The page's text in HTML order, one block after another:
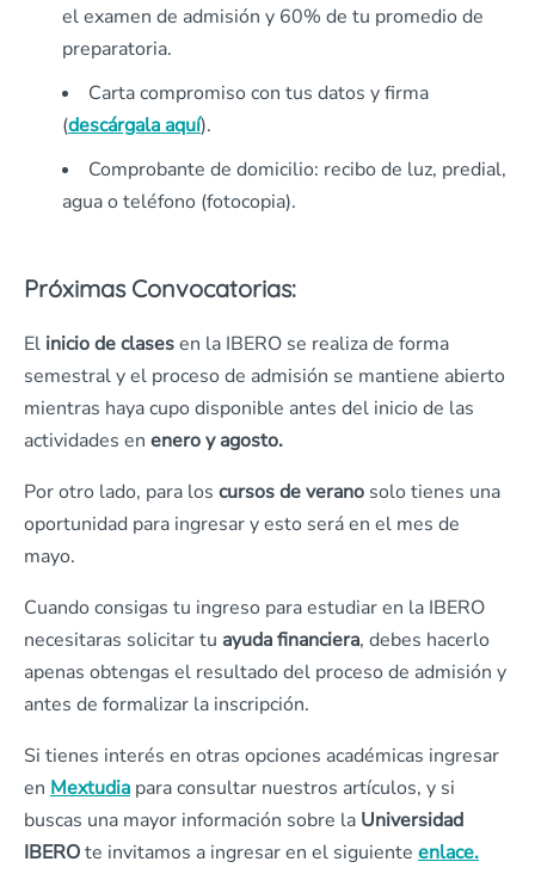
el examen de admisión y 60% de tu promedio de
preparatoria.
Carta compromiso con tus datos y firma
(descárgala aquí).
Comprobante de domicilio: recibo de luz, predial,
agua o teléfono (fotocopia).
Próximas Convocatorias:
El inicio de clasesen la IBERO se realiza de forma
semestral y el proceso de admisión se mantiene abierto
mientras haya cupo disponible antes del inicio de las
actividades en enero y agosto.
Por otro lado, para los cursos de verano solo tienes una
oportunidad para ingresar y esto será en el mes de
mayo.
Cuando consigas tu ingreso para estudiar en la IBERO
necesitaras solicitar tu ayuda financiera, debes hacerlo
apenas obtengas el resultado del proceso de admisión y
antes de formalizar la inscripción.
Si tienes interés en otras opciones académicas ingresar
en Mextudia para consultar nuestros artículos, y si
buscas una mayor información sobre la Universidad
IBEROte invitamos a ingresar en el siguiente enlace.